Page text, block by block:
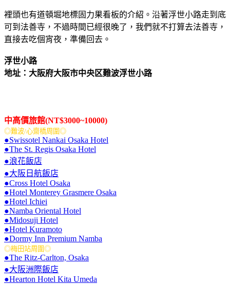
裡頭也有道頓堀地標固力果看板的介紹。沿著浮世小路走到底
可到法善寺，不過時間已經很晚了，我們就不打算去法善寺，
直接去吃個宵夜，準備回去。
浮世小路
地址：大阪府大阪市中央区難波浮世小路
中高價旅館(NT$3000~10000)
◎難波/心齋橋周圍◎
●Swissotel Nankai Osaka Hotel
●The St. Regis Osaka Hotel
●浪花飯店
●大阪日航飯店
●Cross Hotel Osaka
●Hotel Monterey Grasmere Osaka
●Hotel Ichiei
●Namba Oriental Hotel
●Midosuji Hotel
●Hotel Kuramoto
●Dormy Inn Premium Namba
◎梅田站周圍◎
●The Ritz-Carlton, Osaka
●大阪洲際飯店
●Hearton Hotel Kita Umeda